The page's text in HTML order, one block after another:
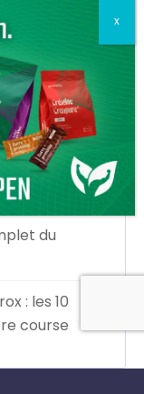
:
faire juger
à la
Cramer
du
: les 10
course